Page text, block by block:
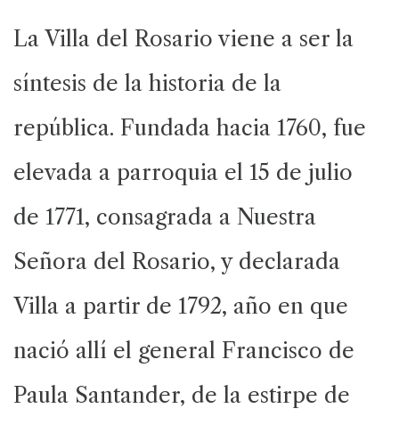
La Villa del Rosario viene a ser la
síntesis de la historia de la
república. Fundada hacia 1760, fue
elevada a parroquia el 15 de julio
de 1771, consagrada a Nuestra
Señora del Rosario, y declarada
Villa a partir de 1792, año en que
nació allí el general Francisco de
Paula Santander, de la estirpe de